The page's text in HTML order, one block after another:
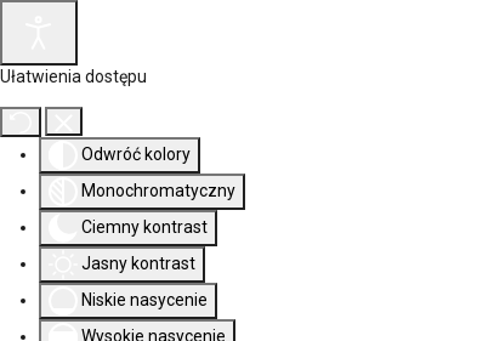
Ułatwienia dostępu
Odwróć kolory
Monochromatyczny
Ciemny kontrast
Jasny kontrast
Niskie nasycenie
Wysokie nasycenie